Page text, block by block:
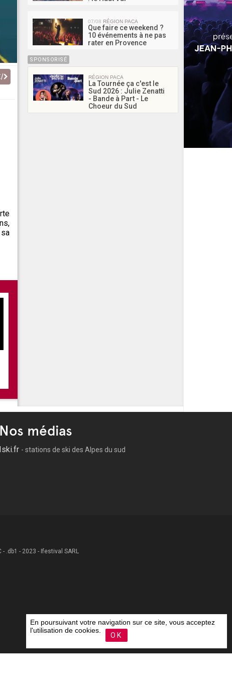
07/08 RÉGION PACA
Que faire ce weekend ?
10 événements à ne pas
rater en Provence
SPONSORISÉ
RÉGION PACA
La Tournée ça c'est le
Sud 2026 : Julie Zenatti
- Bande à Part - Le
Choeur du Sud
Nos médias
Iski.fr - stations de ski des Alpes du sud
- .db1 - 2023 - Ifestival SARL
En poursuivant votre navigation sur ce site, vous acceptez
l'utilisation de cookies.
OK